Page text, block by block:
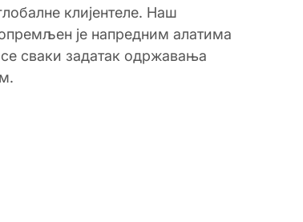
клијентеле. Наш
је напредним алатима
сваки задатак одржавања